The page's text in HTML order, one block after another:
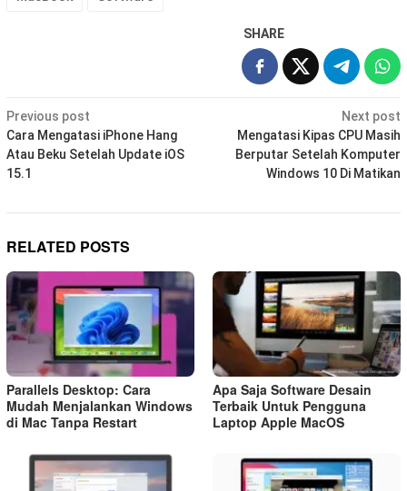
SHARE
Post
navigation
Previous post
Cara Mengatasi iPhone Hang
Atau Beku Setelah Update iOS
15.1
Next post
Mengatasi Kipas CPU Masih
Berputar Setelah Komputer
Windows 10 Di Matikan
RELATED POSTS
Parallels Desktop: Cara
Mudah Menjalankan Windows
di Mac Tanpa Restart
Apa Saja Software Desain
Terbaik Untuk Pengguna
Laptop Apple MacOS